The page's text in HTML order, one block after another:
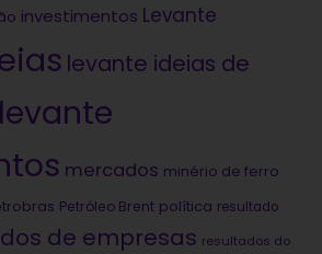
investimentos Levante
levante ideias de
levante
mercados minério de ferro
Petróleo Brent política resultado
de empresas resultados do